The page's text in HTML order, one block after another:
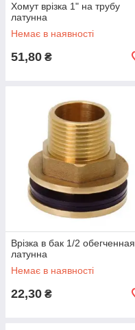
Хомут врізка 1" на трубу
латунна
Немає в наявності
51,80 ₴
Врізка в бак 1/2 обегченная
латунна
Немає в наявності
22,30 ₴